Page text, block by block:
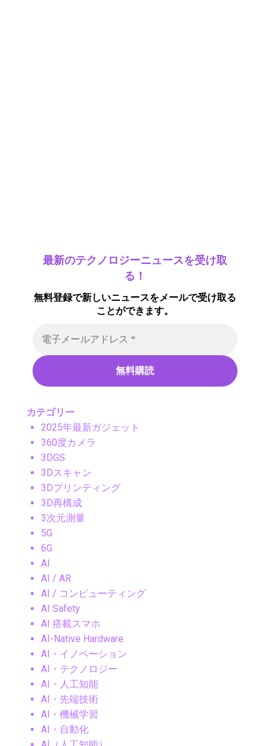
最新のテクノロジーニュースを受け取
る！
無料登録で新しいニュースをメールで受け取る
ことができます。
カテゴリー
2025年最新ガジェット
360度カメラ
3DGS
3Dスキャン
3Dプリンティング
3D再構成
3次元測量
5G
6G
AI
AI / AR
AI / コンピューティング
AI Safety
AI 搭載スマホ
AI-Native Hardware
AI・イノベーション
AI・テクノロジー
AI・人工知能
AI・先端技術
AI・機械学習
AI・自動化